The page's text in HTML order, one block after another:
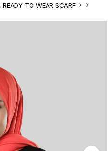
وشاح جاهز للارتداء READY TO WEAR SCARF